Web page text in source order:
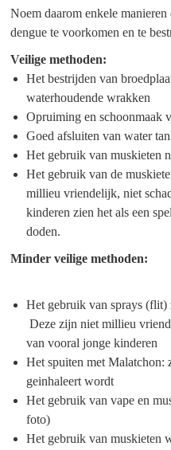
Noem daarom enkele
dengue te voorkomen en te
Veilige methoden:
Het bestrijden van
waterhoudende wrakken
Opruiming en schoonmaak
Goed afsluiten van water
Het gebruik van muskieten
Het gebruik van de
millieu vriendelijk, niet
kinderen zien het als een
doden.
Minder veilige methoden:
Het gebruik van sprays
Deze zijn niet millieu
van vooral jonge kinderen
Het spuiten met Malatchon:
geinhaleert wordt
Het gebruik van vape en
foto)
Het gebruik van muskieten